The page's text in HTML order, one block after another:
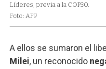
Líderes, previa a la COP30.
Foto: AFP
A ellos se sumaron el
Milei, un reconocido